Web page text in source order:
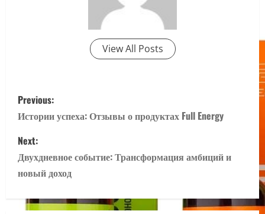
View All Posts
P
o
s
t
n
Previous:
Истории успеха: Отзывы о продуктах Full Energy
Next:
Двухдневное событие: Трансформация амбиций и
новый доход